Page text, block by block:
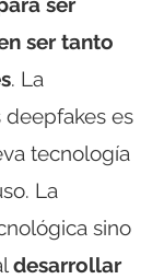
ser tanto
. La
es
tecnología
La
sino
desarrollar